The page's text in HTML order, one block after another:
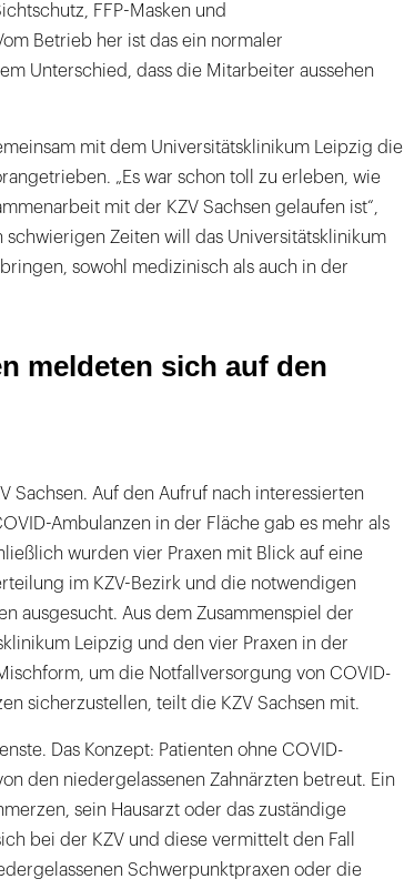
FFP-Masken und
Betrieb her ist das ein normaler
Unterschied, dass die Mitarbeiter aussehen
mit dem Universitätsklinikum Leipzig die
„Es war schon toll zu erleben, wie
mit der KZV Sachsen gelaufen ist“,
schwierigen Zeiten will das Universitätsklinikum
sowohl medizinisch als auch in der
meldeten sich auf den
Sachsen. Auf den Aufruf nach interessierten
Ambulanzen in der Fläche gab es mehr als
wurden vier Praxen mit Blick auf eine
im KZV-Bezirk und die notwendigen
ausgesucht. Aus dem Zusammenspiel der
Leipzig und den vier Praxen in der
um die Notfallversorgung von COVID-
sicherzustellen, teilt die KZV Sachsen mit.
Das Konzept: Patienten ohne COVID-
den niedergelassenen Zahnärzten betreut. Ein
sein Hausarzt oder das zuständige
bei der KZV und diese vermittelt den Fall
Schwerpunktpraxen oder die